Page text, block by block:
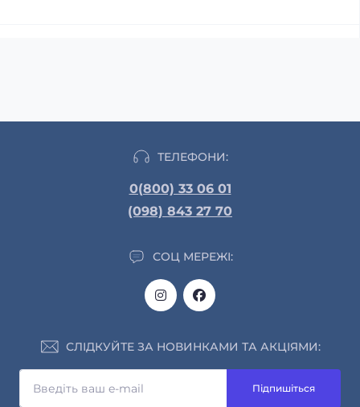
ТЕЛЕФОНИ:
0(800) 33 06 01
(098) 843 27 70
СОЦ МЕРЕЖІ:
СЛІДКУЙТЕ ЗА НОВИНКАМИ ТА АКЦІЯМИ:
Підпишіться